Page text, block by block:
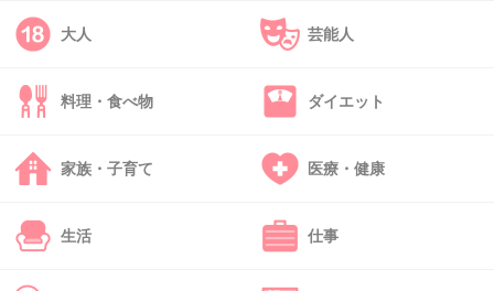
思う
バカみたいに大量に買い占めてバカみたいな値
段なのに、それを買うやつもバカみたい
+58
大人 芸能人
料理・食べ物 ダイエット
家族・子育て 医療・健康
生活 仕事